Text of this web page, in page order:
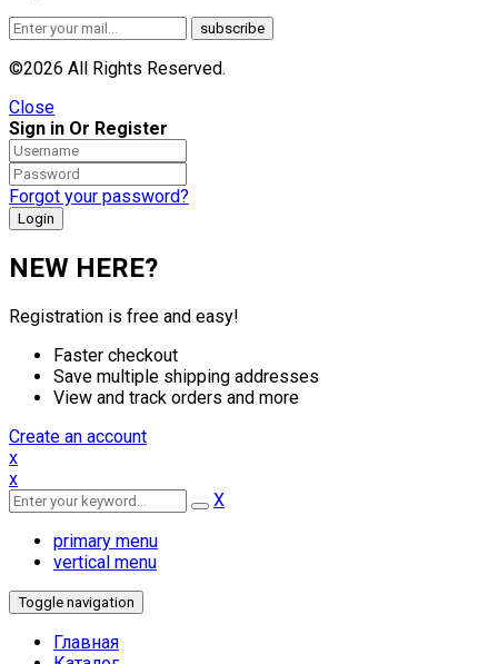
©2026 All Rights Reserved.
Close
Sign in Or Register
Forgot your password?
NEW HERE?
Registration is free and easy!
Faster checkout
Save multiple shipping addresses
View and track orders and more
Create an account
x
x
X
primary menu
vertical menu
Toggle navigation
Главная